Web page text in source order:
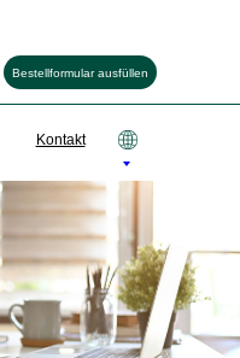
Kontakt
Bestellformular ausfüllen